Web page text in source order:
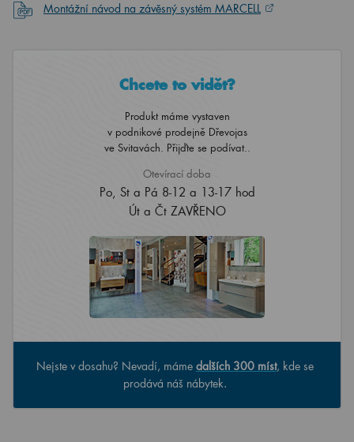
Montážní návod na závěsný systém MARCELL
Chcete to vidět?
Produkt máme vystaven
v podnikové prodejně Dřevojas
ve Svitavách. Přijďte se podívat..
Otevírací doba
Po, St a Pá 8-12 a 13-17 hod
Út a Čt ZAVŘENO
Nejste v dosahu? Nevadí, máme dalších 300 míst, kde se
prodává náš nábytek.